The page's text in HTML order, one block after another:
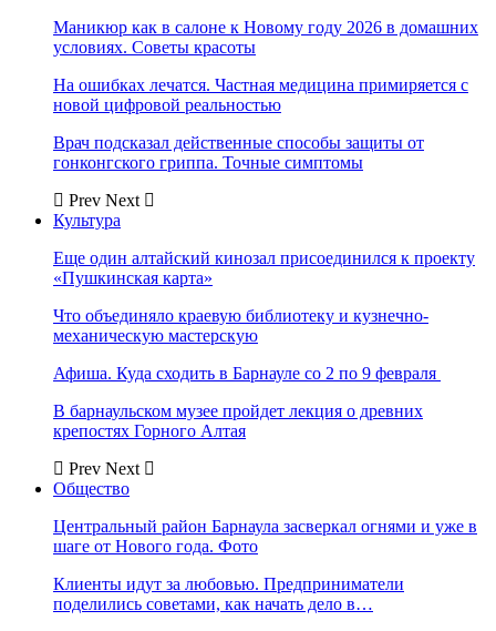
Маникюр как в салоне к Новому году 2026 в домашних
условиях. Советы красоты
На ошибках лечатся. Частная медицина примиряется с
новой цифровой реальностью
Врач подсказал действенные способы защиты от
гонконгского гриппа. Точные симптомы
Prev Next
Культура
Еще один алтайский кинозал присоединился к проекту
«Пушкинская карта»
Что объединяло краевую библиотеку и кузнечно-
механическую мастерскую
Афиша. Куда сходить в Барнауле со 2 по 9 февраля
В барнаульском музее пройдет лекция о древних
крепостях Горного Алтая
Prev Next
Общество
Центральный район Барнаула засверкал огнями и уже в
шаге от Нового года. Фото
Клиенты идут за любовью. Предприниматели
поделились советами, как начать дело в…